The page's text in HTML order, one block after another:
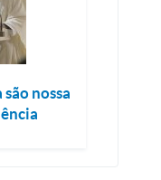
nossa